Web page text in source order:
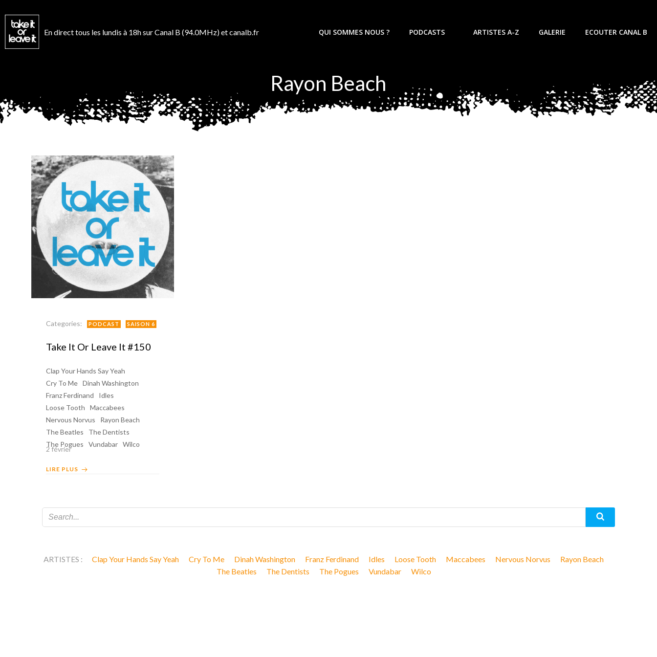
au
contenu
En direct tous les lundis à 18h sur Canal B (94.0MHz) et canalb.fr QUI SOMMES NOUS ? PODCASTS ARTISTES A-Z GALERIE ECOUTER CANAL B
Rayon Beach
Categories: PODCAST SAISON 6
Take It Or Leave It #150
Clap Your Hands Say Yeah
Cry To Me Dinah Washington
Franz Ferdinand
Idles
Loose Tooth
Maccabees
Nervous Norvus
Rayon Beach
The Beatles
The Dentists
The Pogues
Vundabar Wilco
2 février
LIRE PLUS
ARTISTES : Clap Your Hands Say Yeah Cry To Me Dinah Washington Franz Ferdinand Idles Loose Tooth Maccabees Nervous Norvus
Rayon Beach
The Beatles
The Dentists The Pogues Vundabar Wilco